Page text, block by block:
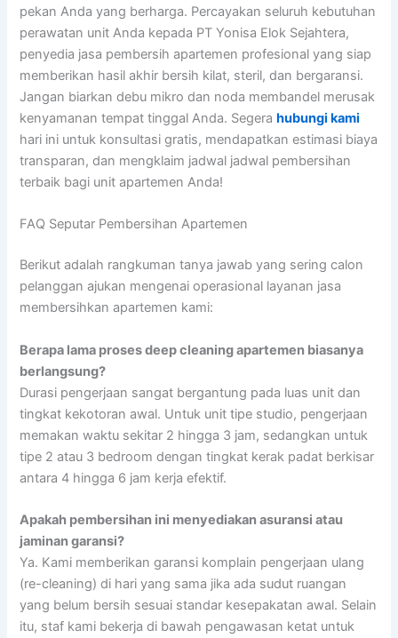
pekan Anda yang berharga. Percayakan seluruh kebutuhan
perawatan unit Anda kepada PT Yonisa Elok Sejahtera,
penyedia jasa pembersih apartemen profesional yang siap
memberikan hasil akhir bersih kilat, steril, dan bergaransi.
Jangan biarkan debu mikro dan noda membandel merusak
kenyamanan tempat tinggal Anda. Segerahubungi kami
hari ini untuk konsultasi gratis, mendapatkan estimasi biaya
transparan, dan mengklaim jadwal jadwal pembersihan
terbaik bagi unit apartemen Anda!
FAQ Seputar Pembersihan Apartemen
Berikut adalah rangkuman tanya jawab yang sering calon
pelanggan ajukan mengenai operasional layanan jasa
membersihkan apartemen kami:
Berapa lama proses deep cleaning apartemen biasanya
berlangsung?
Durasi pengerjaan sangat bergantung pada luas unit dan
tingkat kekotoran awal. Untuk unit tipe studio, pengerjaan
memakan waktu sekitar 2 hingga 3 jam, sedangkan untuk
tipe 2 atau 3 bedroom dengan tingkat kerak padat berkisar
antara 4 hingga 6 jam kerja efektif.
Apakah pembersihan ini menyediakan asuransi atau
jaminan garansi?
Ya. Kami memberikan garansi komplain pengerjaan ulang
(re-cleaning) di hari yang sama jika ada sudut ruangan
yang belum bersih sesuai standar kesepakatan awal. Selain
itu, staf kami bekerja di bawah pengawasan ketat untuk